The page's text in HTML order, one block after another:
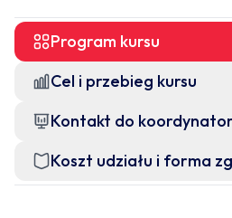
Program kursu
Cel i przebieg kursu
Kontakt do
Koszt udziału i forma